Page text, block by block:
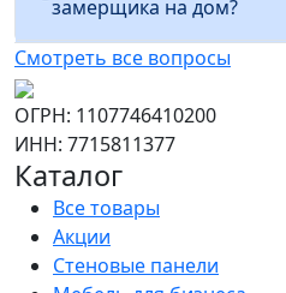
замерщика на дом?
Смотреть все вопросы
ОГРН: 1107746410200
ИНН: 7715811377
Каталог
Все товары
Акции
Стеновые панели